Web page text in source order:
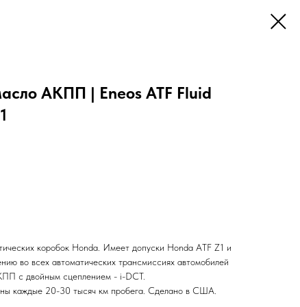
АКПП | Eneos ATF Fluid
коробок Honda. Имеет допуски Honda ATF Z1 и
во всех автоматических трансмиссиях автомобилей
с двойным сцеплением - i-DCT.
каждые 20-30 тысяч км пробега. Сделано в США.